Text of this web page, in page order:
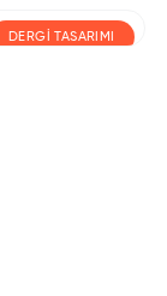
DERGI TASARIMI